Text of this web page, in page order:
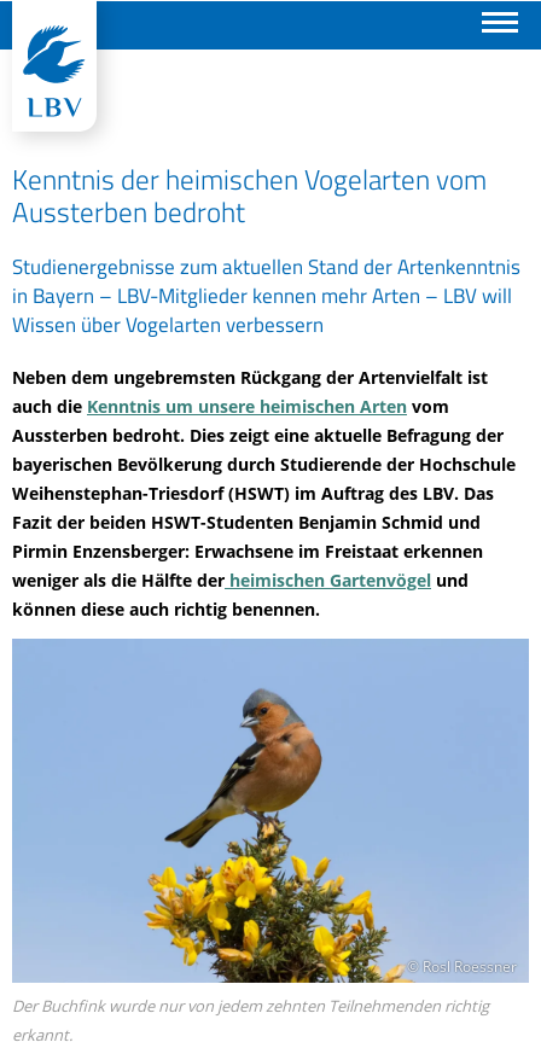
Kenntnis der heimischen Vogelarten vom
Aussterben bedroht
Studienergebnisse zum aktuellen Stand der Artenkenntnis
in Bayern – LBV-Mitglieder kennen mehr Arten – LBV will
Wissen über Vogelarten verbessern
Neben dem ungebremsten Rückgang der Artenvielfalt ist
auch die Kenntnis um unsere heimischen Arten vom
Aussterben bedroht. Dies zeigt eine aktuelle Befragung der
bayerischen Bevölkerung durch Studierende der Hochschule
Weihenstephan-Triesdorf (HSWT) im Auftrag des LBV. Das
Fazit der beiden HSWT-Studenten Benjamin Schmid und
Pirmin Enzensberger: Erwachsene im Freistaat erkennen
weniger als die Hälfte der heimischen Gartenvögel und
können diese auch richtig benennen.
© Rosl Roessner
Der Buchfink wurde nur von jedem zehnten Teilnehmenden richtig
erkannt.